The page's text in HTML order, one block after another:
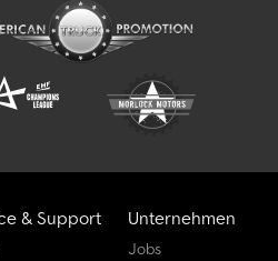
& Support Unternehmen
Jobs